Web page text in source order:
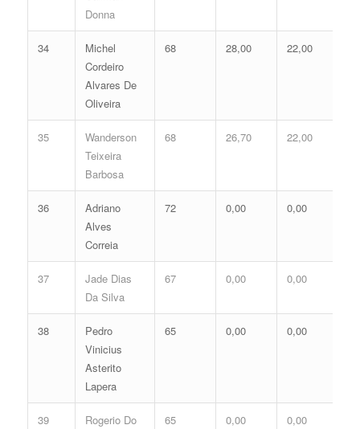
Donna
34
Michel
Cordeiro
Alvares De
Oliveira
68 28,00 22,00
35
Wanderson
Teixeira
Barbosa
68 26,70 22,00
36
Adriano
Alves
Correia
72 0,00 0,00
37
Jade Dias
Da Silva
67 0,00 0,00
38
Pedro
Vinicius
Asterito
Lapera
65 0,00 0,00
39
Rogerio Do
65 0,00 0,00